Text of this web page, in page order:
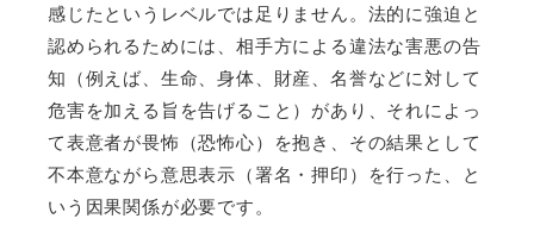
感じたというレベルでは足りません。法的に強迫と
認められるためには、相手方による違法な害悪の告
知（例えば、生命、身体、財産、名誉などに対して
危害を加える旨を告げること）があり、それによっ
て表意者が畏怖（恐怖心）を抱き、その結果として
不本意ながら意思表示（署名・押印）を行った、と
いう因果関係が必要です。